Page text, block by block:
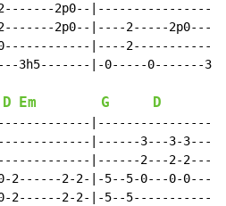
2p0--|-----------------
2p0--|----2-----
|----2------------
3h5-------|-0-----0-------
D Em G D
|------3---3-
|------2---2-
2------2-2-|-5--5-0---0-
2------2-2-|-5--5------------